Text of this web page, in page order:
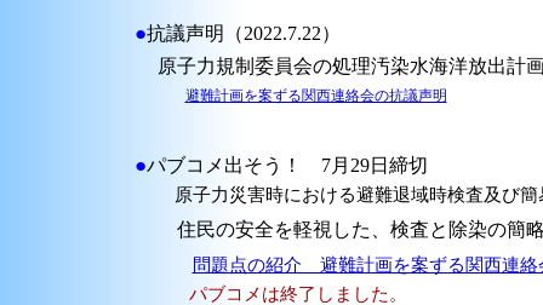
●抗議声明（2022.7.22）
原子力規制委員会の処理汚染水海洋放出計
避難計画を案ずる関西連絡会の抗議声明
●パブコメ出そう！ 7月29日締切
原子力災害時における避難退域時検査及び簡
住民の安全を軽視した、検査と除染の簡
問題点の紹介 避難計画を案ずる関西連絡
パブコメは終了しました。